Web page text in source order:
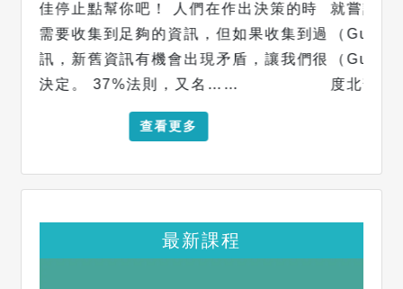
就嘗試用木棒改變她們的國家。 古拉比幫
（Gulabi Gang）在2013年成立，古拉比
（Gulabi）在印度語有粉紅之意，活躍於印
度北部，是一個針對婦女……
查看更多
最新課程